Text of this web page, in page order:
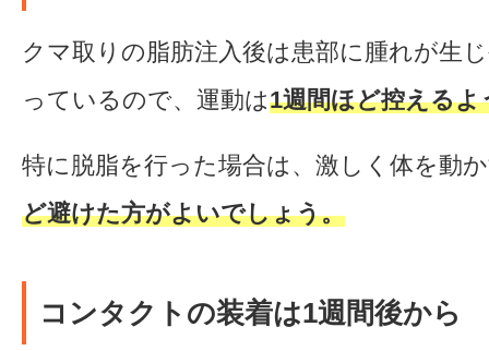
クマ取りの脂肪注入後は患部に腫れが生
っているので、運動は1週間ほど控える
特に脱脂を行った場合は、激しく体を動
ど避けた方がよいでしょう。
コンタクトの装着は1週間後から